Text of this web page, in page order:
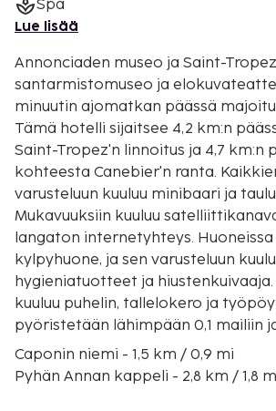
Spa
Lue lisää
Annonciaden museo ja Saint-
santarmistomuseo ja
minuutin ajomatkan päässä
Tämä hotelli sijaitsee 4,2 km:n
Saint-Tropez'n linnoitus ja 4,7 km:n
kohteesta Canebier'n ranta.
varusteluun kuuluu minibaari ja
Mukavuuksiin kuuluu
langaton internetyhteys.
kylpyhuone, ja sen varusteluun
hygieniatuotteet ja hiustenkuivaaja.
kuuluu puhelin, tallelokero ja
pyöristetään lähimpään 0,1 mailiin
Caponin niemi - 1,5 km / 0,9 mi
Pyhän Annan kappeli - 2,8 km / 1,8